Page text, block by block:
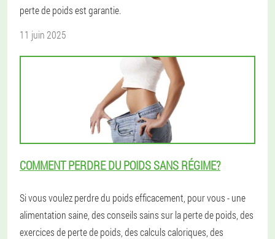
perte de poids est garantie.
11 juin 2025
COMMENT PERDRE DU POIDS SANS RÉGIME?
Si vous voulez perdre du poids efficacement, pour vous - une
alimentation saine, des conseils sains sur la perte de poids, des
exercices de perte de poids, des calculs caloriques, des